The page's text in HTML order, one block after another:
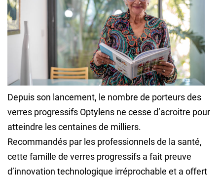
Depuis son lancement, le nombre de porteurs des
verres progressifs Optylens ne cesse d’acroitre pour
atteindre les centaines de milliers.
Recommandés par les professionnels de la santé,
cette famille de verres progressifs a fait preuve
d’innovation technologique irréprochable et a offert